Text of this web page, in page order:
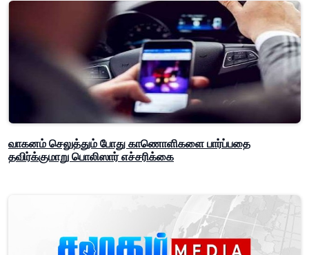
வாகனம் செலுத்தும் போது காணொளிகளை பார்ப்பதை
தவிர்க்குமாறு பொலிஸார் எச்சரிக்கை